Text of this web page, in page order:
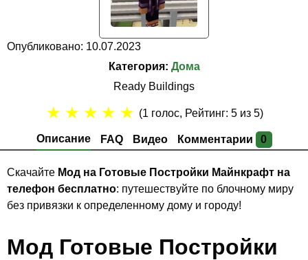
Опубликовано: 10.07.2023
Категория: Дома
Ready Buildings
Описание FAQ Видео Комментарии 0
★ ★ ★ ★ ★ (1 голос, Рейтинг:5 из 5)
Скачайте Мод на Готовые Постройки Майнкрафт на
телефон бесплатно: путешествуйте по блочному миру
без привязки к определенному дому и городу!
Мод Готовые Постройки